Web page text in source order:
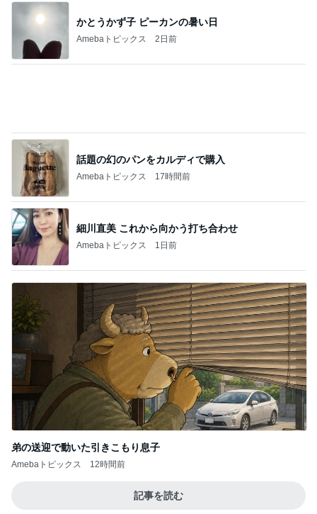
かとうかず子 ピーカンの暑い日
Amebaトピックス 2日前
細川直美 これから向かう打ち合わせ
Amebaトピックス 1日前
弟の送迎で動いた引きこもり息子
Amebaトピックス 12時間前
記事を読む
Amebaトピックス 1日前